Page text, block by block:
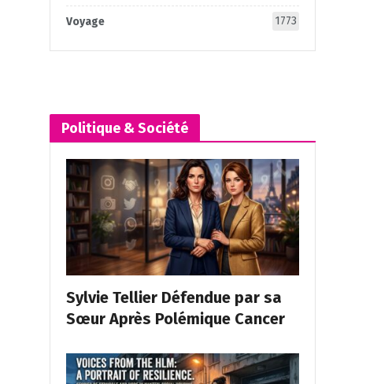
Voyage 1773
Politique & Société
Sylvie Tellier Défendue par sa
Sœur Après Polémique Cancer